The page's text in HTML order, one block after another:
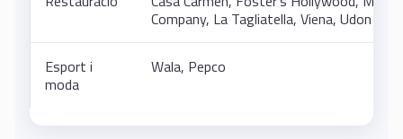
Company, La Tagliatella, Viena, Udon
Esport i
moda
Wala, Pepco